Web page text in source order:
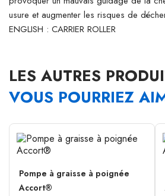
usure et augmenter les risques de
ENGLISH : CARRIER ROLLER
LES AUTRES
VOUS POURRIEZ
Pompe à graisse à poignée
Accort®